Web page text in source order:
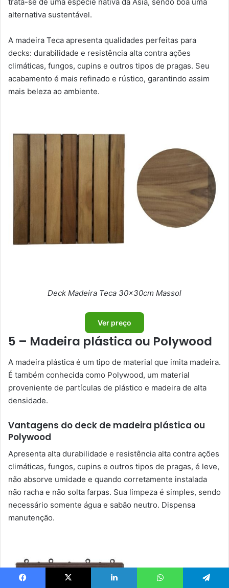
alternativa sustentável.
A madeira Teca apresenta qualidades perfeitas para
decks: durabilidade e resistência alta contra ações
climáticas, fungos, cupins e outros tipos de pragas. Seu
acabamento é mais refinado e rústico, garantindo assim
mais beleza ao ambiente.
Deck Madeira Teca 30x30cm Massol
Ver preço
5 – Madeira plástica ou Polywood
A madeira plástica é um tipo de material que imita madeira.
É também conhecida como Polywood, um material
proveniente de partículas de plástico e madeira de alta
densidade.
Vantagens do deck de madeira plástica ou
Polywood
Apresenta alta durabilidade e resistência alta contra ações
climáticas, fungos, cupins e outros tipos de pragas, é leve,
não absorve umidade e quando corretamente instalada
não racha e não solta farpas. Sua limpeza é simples, sendo
necessário somente água e sabão neutro. Dispensa
manutenção.